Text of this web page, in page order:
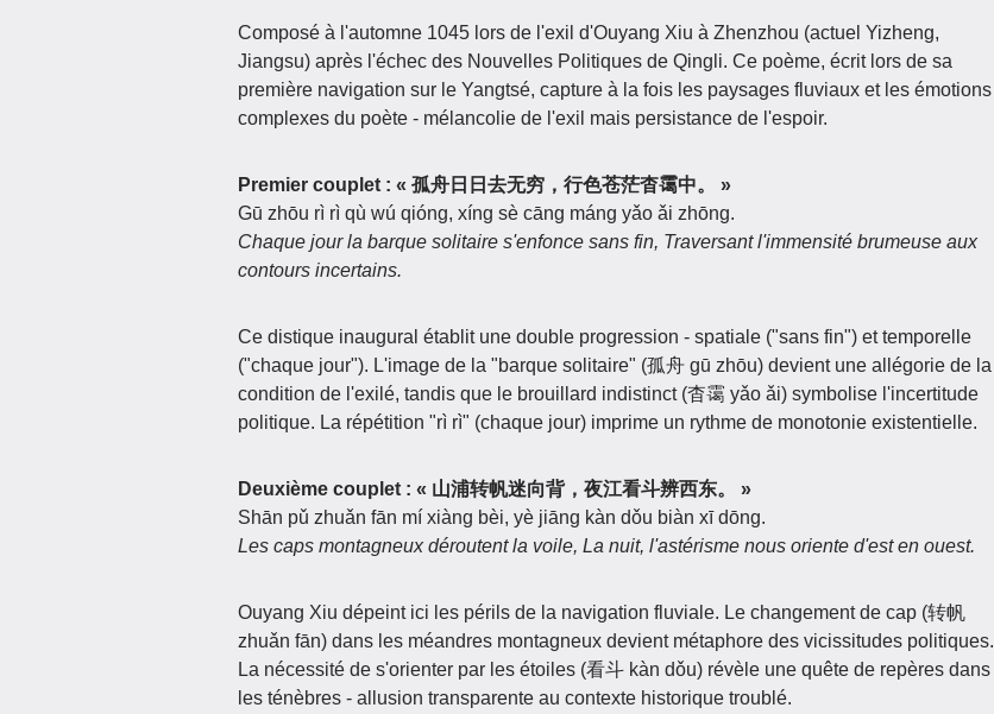
Composé à l'automne 1045 lors de l'exil d'Ouyang Xiu à Zhenzhou (actuel Yizheng,
Jiangsu) après l'échec des Nouvelles Politiques de Qingli. Ce poème, écrit lors de sa
première navigation sur le Yangtsé, capture à la fois les paysages fluviaux et les émotions
complexes du poète - mélancolie de l'exil mais persistance de l'espoir.
Premier couplet : « 孤舟日日去无穷，行色苍茫杳霭中。 »
Gū zhōu rì rì qù wú qióng, xíng sè cāng máng yǎo ǎi zhōng.
Chaque jour la barque solitaire s'enfonce sans fin, Traversant l'immensité brumeuse aux
contours incertains.
Ce distique inaugural établit une double progression - spatiale ("sans fin") et temporelle
("chaque jour"). L'image de la "barque solitaire" (孤舟 gū zhōu) devient une allégorie de la
condition de l'exilé, tandis que le brouillard indistinct (杳霭 yǎo ǎi) symbolise l'incertitude
politique. La répétition "rì rì" (chaque jour) imprime un rythme de monotonie existentielle.
Deuxième couplet : « 山浦转帆迷向背，夜江看斗辨西东。 »
Shān pǔ zhuǎn fān mí xiàng bèi, yè jiāng kàn dǒu biàn xī dōng.
Les caps montagneux déroutent la voile, La nuit, l'astérisme nous oriente d'est en ouest.
Ouyang Xiu dépeint ici les périls de la navigation fluviale. Le changement de cap (转帆
zhuǎn fān) dans les méandres montagneux devient métaphore des vicissitudes politiques.
La nécessité de s'orienter par les étoiles (看斗 kàn dǒu) révèle une quête de repères dans
les ténèbres - allusion transparente au contexte historique troublé.